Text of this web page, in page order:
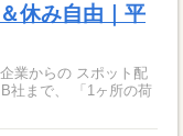
休み自由｜平